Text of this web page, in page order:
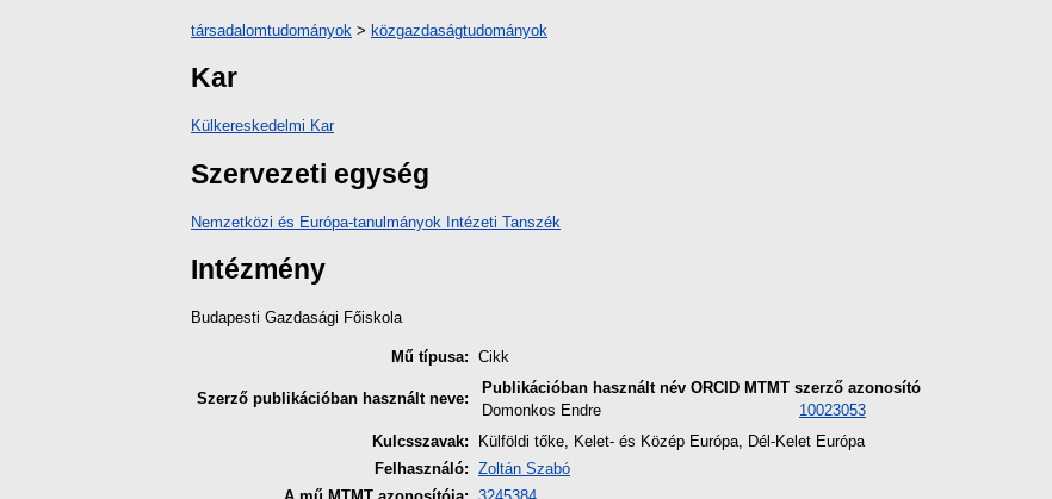
társadalomtudományok > közgazdaságtudományok
Kar
Külkereskedelmi Kar
Szervezeti egység
Nemzetközi és Európa-tanulmányok Intézeti Tanszék
Intézmény
Budapesti Gazdasági Főiskola
Mű típusa: Cikk
Szerző publikációban használt neve:
Publikációban használt név ORCID MTMT szerző azonosító
Domonkos Endre
10023053
Kulcsszavak:
Külföldi tőke, Kelet- és Közép Európa, Dél-Kelet Európa
Felhasználó: Zoltán Szabó